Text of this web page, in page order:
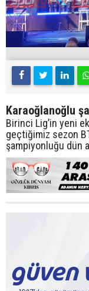
Karaoğlanoğlu
Birinci Lig’in yeni
geçtiğimiz sezon
şampiyonluğu dün